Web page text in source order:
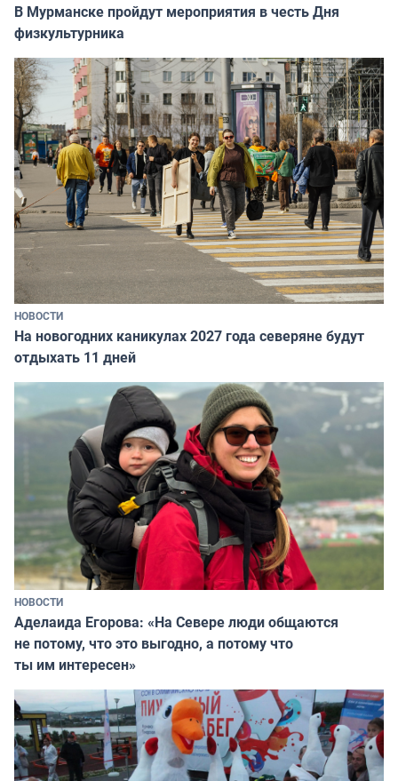
В Мурманске пройдут мероприятия в честь Дня
физкультурника
НОВОСТИ
На новогодних каникулах 2027 года северяне будут
отдыхать 11 дней
НОВОСТИ
Аделаида Егорова: «На Севере люди общаются
не потому, что это выгодно, а потому что
ты им интересен»